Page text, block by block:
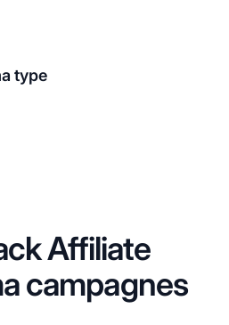
type
Affiliate
campagnes